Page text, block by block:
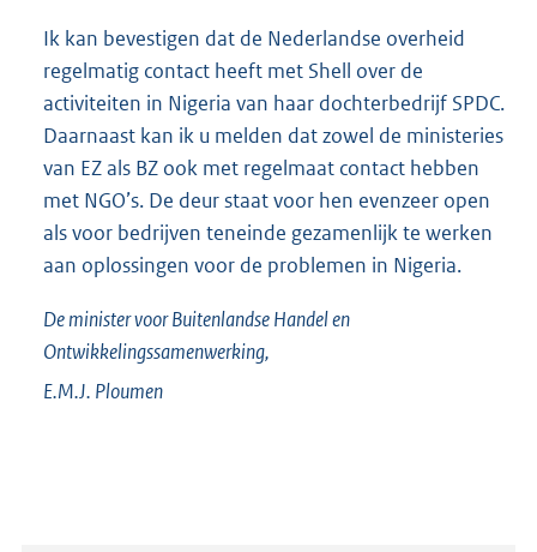
Ik kan bevestigen dat de Nederlandse overheid
regelmatig contact heeft met Shell over de
activiteiten in Nigeria van haar dochterbedrijf SPDC.
Daarnaast kan ik u melden dat zowel de ministeries
van EZ als BZ ook met regelmaat contact hebben
met NGO’s. De deur staat voor hen evenzeer open
als voor bedrijven teneinde gezamenlijk te werken
aan oplossingen voor de problemen in Nigeria.
De minister voor Buitenlandse Handel en
Ontwikkelingssamenwerking,
E.M.J. Ploumen